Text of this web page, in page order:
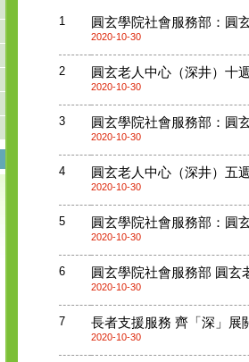
1 圓玄學院社會服務部：圓
2020-10-30
2 圓玄老人中心（深井）十
2020-10-30
3 圓玄學院社會服務部：圓
2020-10-30
4 圓玄老人中心（深井）五
2020-10-30
5 圓玄學院社會服務部：圓
2020-10-30
6 圓玄學院社會服務部 圓玄
2020-10-30
7 長者支援服務 齊「深」展
2020-10-30